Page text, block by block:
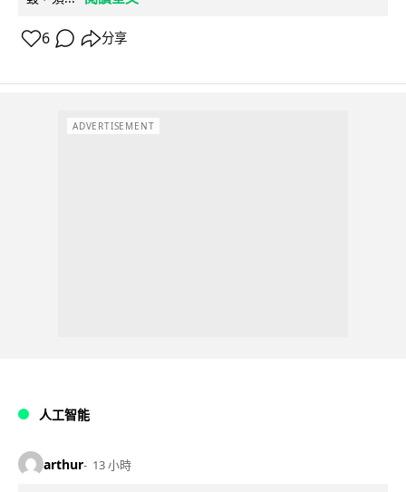
6 分享
ADVERTISEMENT
人工智能
arthur 13 小時